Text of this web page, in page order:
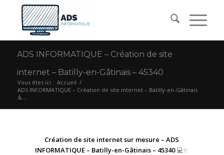
ADS INFORMATIQUE – Création de site
internet – Batilly-en-Gâtinais – 45340
Vous êtes ici : Accueil /
ADS INFORMATIQUE – Création de site internet – Batilly-en-Gâtinais
&...
Création de site internet sur mesure – ADS
INFORMATIQUE – Batilly-en-Gâtinais – 45340💻✨